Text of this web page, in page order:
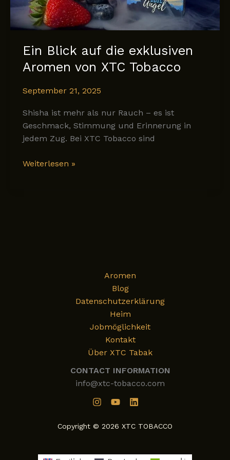
Ein Blick auf die exklusiven
Aromen von XTC Tobacco
September 21, 2025
Shisha ist mehr als nur Rauch – es ist
Geschmack, Stimmung und Erinnerung in
jedem Zug. Bei XTC Tobacco sind
Ein
Weiterlesen »
Aromen
Blog
Datenschutzerklärung
Heim
Jobmöglichkeit
Kontakt
Über XTC Tabak
CONTACT INFORMATION
info@xtc-tobacco.com
Copyright © 2026 XTC TOBACCO